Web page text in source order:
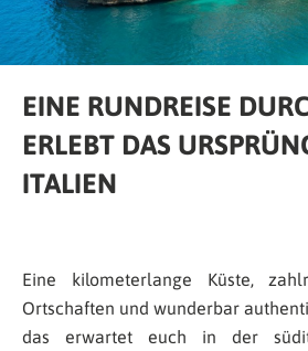
EINE RUNDREISE
ERLEBT DAS
ITALIEN
Eine kilometerlange Küste,
Ortschaften und wunderbar
das erwartet euch in der